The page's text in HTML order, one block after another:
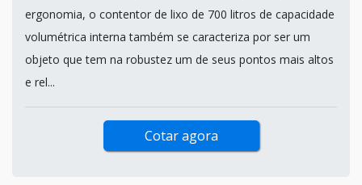
ergonomia, o contentor de lixo de 700 litros de capacidade
volumétrica interna também se caracteriza por ser um
objeto que tem na robustez um de seus pontos mais altos
e rel...
Cotar agora